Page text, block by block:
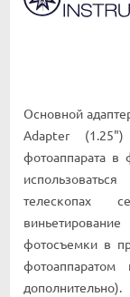
Основной
Adapter
фотоаппарата в
телескопах
фотосъемки в
дополнительно).